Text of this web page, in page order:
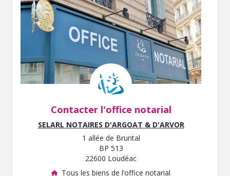
Contacter l'office notarial
SELARL NOTAIRES D'ARGOAT & D'ARVOR
1 allée de Bruntal
BP 513
22600 Loudéac
Tous les biens de l’office notarial